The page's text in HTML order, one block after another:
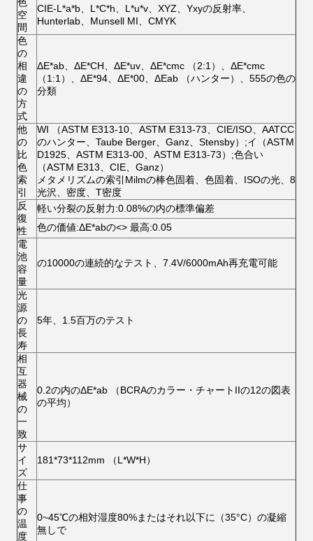
空
間
CIE-L*a*b、L*C*h、L*u*v、XYZ、Yxyの反射率、
Hunterlab、Munsell MI、CMYK
色
の
相
違
の
方
式
ΔE*ab、ΔE*CH、ΔE*uv、ΔE*cmc （2:1）、ΔE*cmc
（1:1）、ΔE*94、ΔE*00、ΔEab （ハンター）、555の色の
分類
他
の
比
色
索
引
WI （ASTM E313-10、ASTM E313-73、CIE/ISO、AATCC
のハンター、Taube Berger、Ganz、Stensby）;イ（ASTM
D1925、ASTM E313-00、ASTM E313-73）;色合い
（ASTM E313、CIE、Ganz）
メタメリズムの索引Milmの棒色固着、色固着、ISOの光、8
光沢、密度、T密度
反
復
性
軽い分裂の反射力:0.08%の内の標準偏差
色の価値:ΔE*abの<> 最高:0.05
電
池
容
量
の10000の連続的なテスト、7.4V/6000mAh再充電可能
光
源
の
長
寿
5年、1.5百万のテスト
相
互
器
械
の
一
致
0.2の内のΔE*ab （BCRAのカラー・チャートIIの12の図表
の平均）
サ
イ
ズ
181*73*112mm （L*W*H）
仕
事
の
温
度
0~45℃の相対湿度80%またはそれ以下に（35°C）の凝縮
無しで